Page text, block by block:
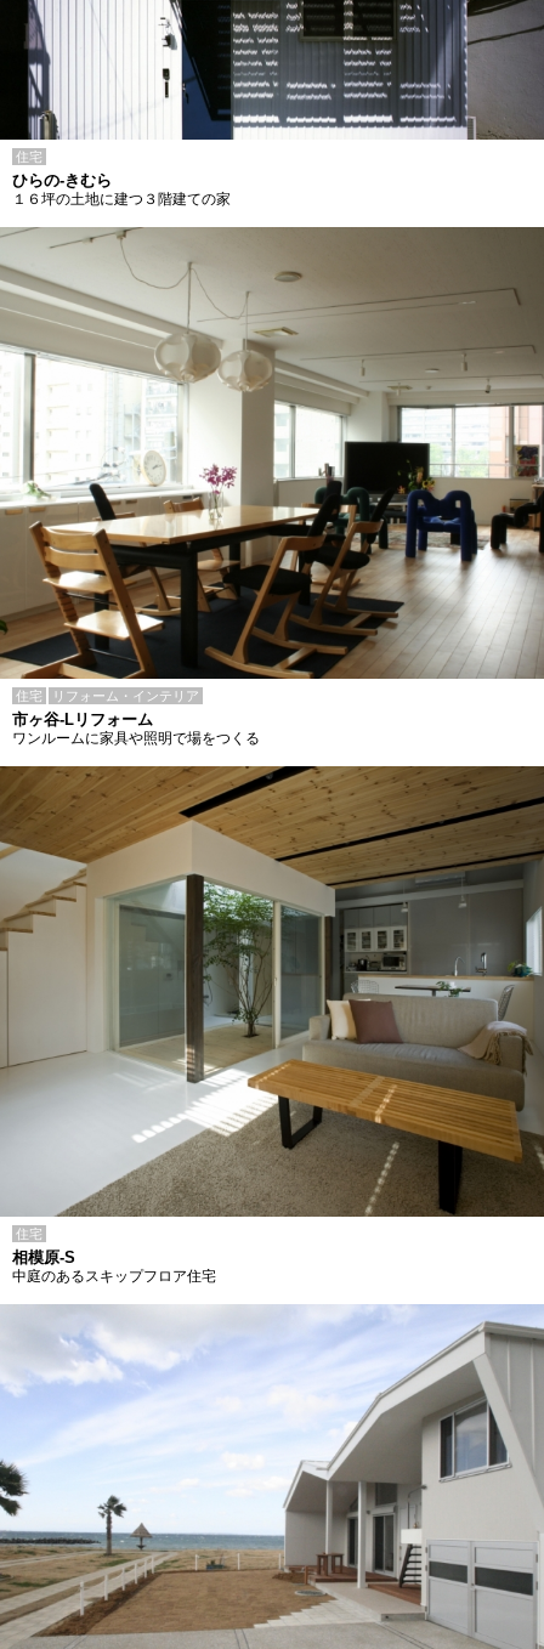
住宅
ひらの-きむら
１６坪の土地に建つ３階建ての家
住宅 リフォーム・インテリア
市ヶ谷-Lリフォーム
ワンルームに家具や照明で場をつくる
住宅
相模原-S
中庭のあるスキップフロア住宅